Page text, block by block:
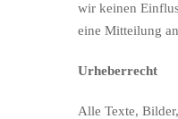
wir keinen
eine Mitteilung
Urheberrecht
Alle Texte,